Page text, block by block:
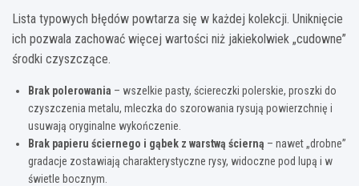
Lista typowych błędów powtarza się w każdej kolekcji. Uniknięcie
ich pozwala zachować więcej wartości niż jakiekolwiek „cudowne”
środki czyszczące.
Brak polerowania – wszelkie pasty, ściereczki polerskie, proszki do
czyszczenia metalu, mleczka do szorowania rysują powierzchnię i
usuwają oryginalne wykończenie.
Brak papieru ściernego i gąbek z warstwą ścierną – nawet „drobne”
gradacje zostawiają charakterystyczne rysy, widoczne pod lupą i w
świetle bocznym.